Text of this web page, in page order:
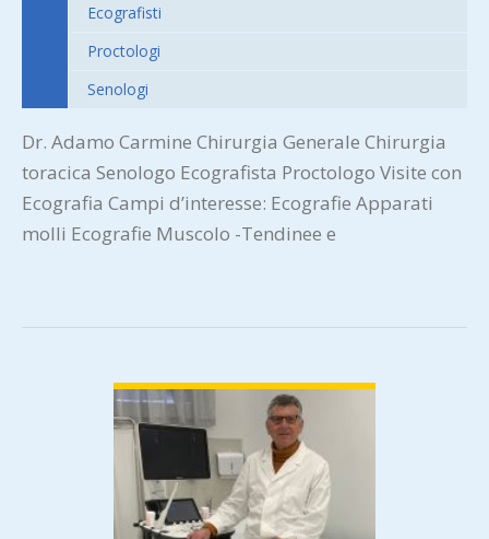
Ecografisti
Proctologi
Senologi
Dr. Adamo Carmine Chirurgia Generale Chirurgia
toracica Senologo Ecografista Proctologo Visite con
Ecografia Campi d’interesse: Ecografie Apparati
molli Ecografie Muscolo -Tendinee e